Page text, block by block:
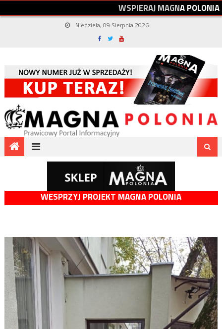
WSPIERAJMAGNAPOLONIA
Niedziela, 09 Sierpnia 2026
WESPRZYJ PROJEKT MAGNA POLONIA